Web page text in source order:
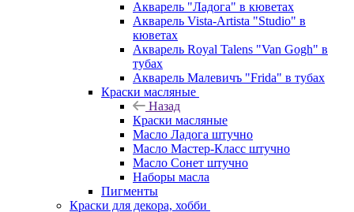
Акварель "Ладога" в кюветах
Акварель Vista-Artista "Studio" в
кюветах
Акварель Royal Talens "Van Gogh" в
тубах
Акварель Малевичъ "Frida" в тубах
Краски масляные
Назад
Краски масляные
Масло Ладога штучно
Масло Мастер-Класс штучно
Масло Сонет штучно
Наборы масла
Пигменты
Краски для декора, хобби